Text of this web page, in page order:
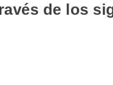
de los